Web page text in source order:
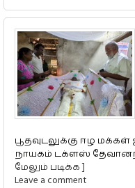
பூதவுடலுக்கு ஈழ
நாயகம் டக்ளஸ்
மேலும் படிக்க ]
Leave a comment